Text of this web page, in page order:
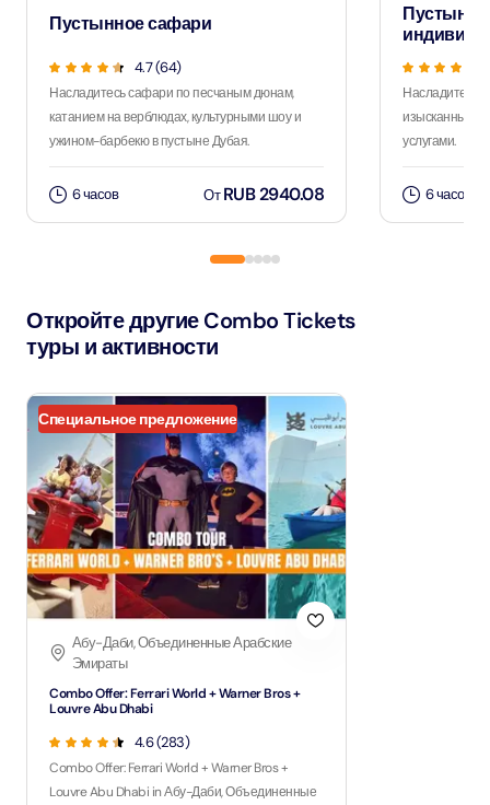
Пустынное сафари
4.7 (64)
Насладитесь сафари по песчаным дюнам,
катанием на верблюдах, культурными шоу и
ужином-барбекю в пустыне Дубая.
6 часов ОтRUB 2940.08
Насладитесь
изысканным
услугами.
6 часов
Откройте другие Combo Tickets
туры и активности
Специальное предложение
Абу-Даби, Объединенные Арабские
Эмираты
Combo Offer: Ferrari World + Warner Bros +
Louvre Abu Dhabi
4.6 (283)
Combo Offer: Ferrari World + Warner Bros +
Louvre Abu Dhabi in Абу-Даби, Объединенные